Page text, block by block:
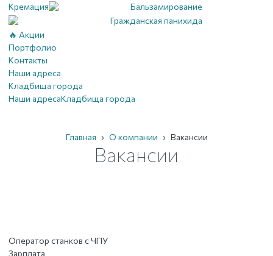
Кремация
Бальзамирование
Гражданская панихида
🔥 Акции
Портфолио
Контакты
Наши адреса
Кладбища города
Наши адресаКладбища города
Главная › О компании › Вакансии
Вакансии
Оператор станков с ЧПУ
Зарплата